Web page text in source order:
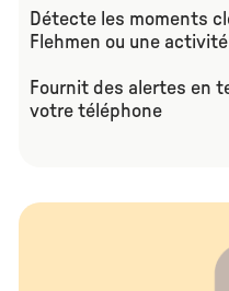
Détecte les moments
Flehmen ou une
Fournit des alertes en
votre téléphone